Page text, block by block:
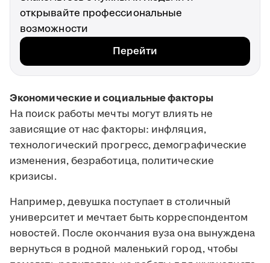
открывайте профессиональные
возможности
Перейти
Экономические и социальные факторы
На поиск работы мечты могут влиять не
зависящие от нас факторы: инфляция,
технологический прогресс, демографические
изменения, безработица, политические
кризисы.
Например, девушка поступает в столичный
университет и мечтает быть корреспондентом
новостей. После окончания вуза она вынуждена
вернуться в родной маленький город, чтобы